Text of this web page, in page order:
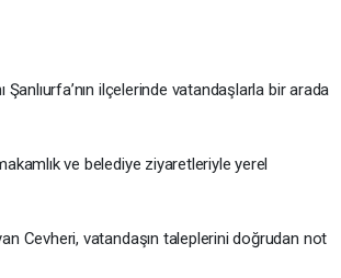
Şanlıurfa’nın ilçelerinde vatandaşlarla bir arada
ve belediye ziyaretleriyle yerel
Cevheri, vatandaşın taleplerini doğrudan not